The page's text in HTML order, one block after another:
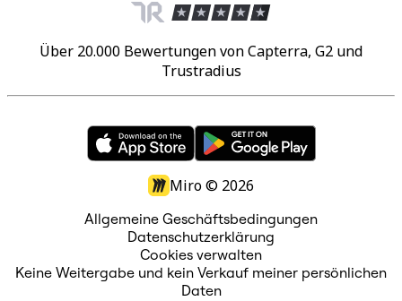
Über 20.000 Bewertungen von Capterra, G2 und
Trustradius
Miro © 2026
Allgemeine Geschäftsbedingungen
Datenschutzerklärung
Cookies verwalten
Keine Weitergabe und kein Verkauf meiner persönlichen
Daten